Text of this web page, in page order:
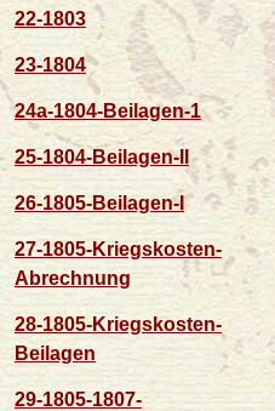
22-1803
23-1804
24a-1804-Beilagen-1
25-1804-Beilagen-II
26-1805-Beilagen-I
27-1805-Kriegskosten-
Abrechnung
28-1805-Kriegskosten-
Beilagen
29-1805-1807-